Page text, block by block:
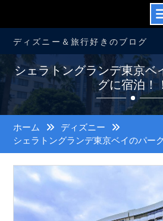
ン
ツ
プ
ディズニー＆旅行好きのブログ
シェラトングランデ東京ベ
グに宿泊！！
ホーム
ディズニー
シェラトングランデ東京ベイのパー